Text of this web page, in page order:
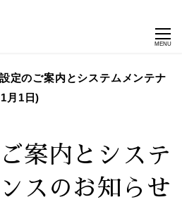
MENU
定のご案内とシステムメンテナ
月1日)
案内とシステ
スのお知らせ